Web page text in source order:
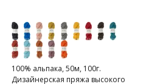
100% альпака, 50м, 100г.
Дизайнерская пряжа высокого